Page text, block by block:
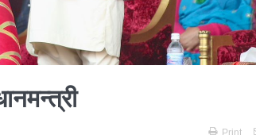
विश्वकर्मा
राजावादीको आन्दोलनः
परिचालन
राजावादीको प्रदर्शन थप उग्रः
राजावादी र प्रहरीबिच झडपः तीनकुने-वानेश्वर
लाई अडियन्स च्वाइस अवार्ड
हानलाई मजदुर संगठनहरुको
Print